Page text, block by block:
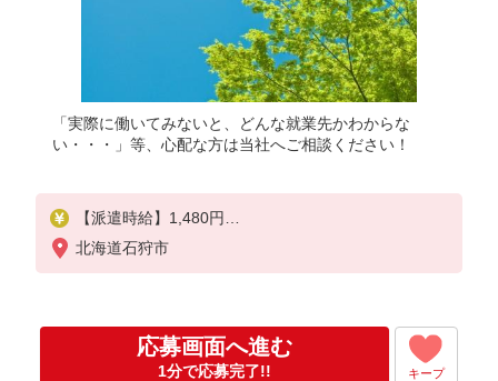
「実際に働いてみないと、どんな就業先かわからな
い・・・」等、心配な方は当社へご相談ください！
【派遣時給】1,480円
交通費別途支給
北海道石狩市
応募画面へ進む
1分で応募完了!! キープ